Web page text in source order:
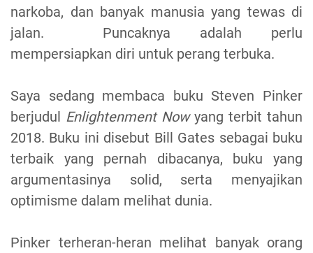
narkoba, dan banyak manusia yang tewas di
jalan. Puncaknya adalah perlu
mempersiapkan diri untuk perang terbuka.
Saya sedang membaca buku Steven Pinker
berjudul Enlightenment Nowyang terbit tahun
2018. Buku ini disebut Bill Gates sebagai buku
terbaik yang pernah dibacanya, buku yang
argumentasinya solid, serta menyajikan
optimisme dalam melihat dunia.
Pinker terheran-heran melihat banyak orang